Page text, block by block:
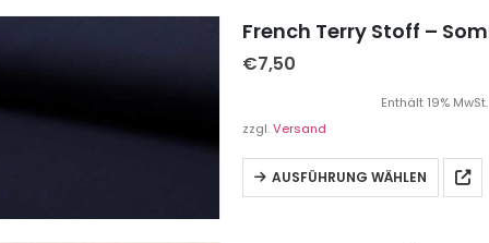
French Terry Stoff –
€7,50
Enthält 19% MwSt.
zzgl.Versand
AUSFÜHRUNG WÄHLEN